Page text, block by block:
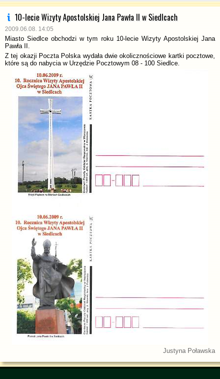
10-lecie Wizyty Apostolskiej Jana Pawła II w Siedlcach
2009.06.08. 14:05
Miasto Siedlce obchodzi w tym roku 10-lecie Wizyty Apostolskiej Jana
Pawła II.
Z tej okazji Poczta Polska wydała dwie okolicznościowe kartki pocztowe,
które są do nabycia w Urzędzie Pocztowym 08 - 100 Siedlce.
Justyna Poławska